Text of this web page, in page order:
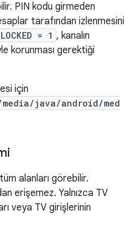
PIN kodu girmeden
tarafından izlenmesini
= 1 , kanalın
korunması gerektiği
için
java/android/med
alanları görebilir.
erişemez. Yalnızca TV
veya TV girişlerinin